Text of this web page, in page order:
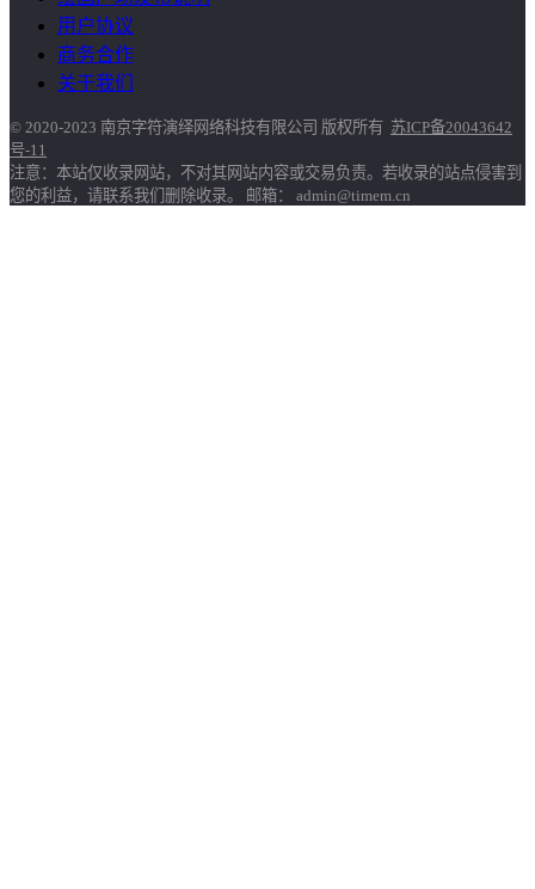
用户协议
商务合作
关于我们
© 2020-2023 南京字符演绎网络科技有限公司 版权所有 苏ICP备20043642
号-11
注意：本站仅收录网站，不对其网站内容或交易负责。若收录的站点侵害到
您的利益，请联系我们删除收录。 邮箱： admin@timem.cn